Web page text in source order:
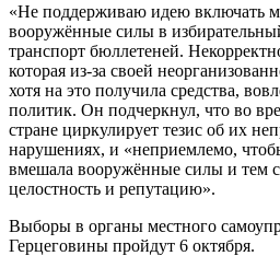
«Не поддерживаю идею включать
вооружённые силы в
транспорт бюллетеней.
которая из-за своей
хотя на это получила средства,
политик. Он подчеркнул, что во
стране циркулирует тезис об их
нарушениях, и «неприемлемо,
вмешала вооружённые силы и тем
целостность и репутацию».
Выборы в органы местного
Герцеговины пройдут 6 октября.